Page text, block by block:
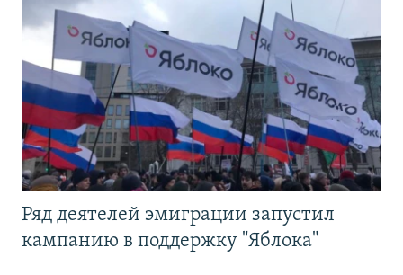
Ряд деятелей эмиграции запустил
кампанию в поддержку "Яблока"